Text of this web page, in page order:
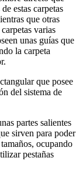
estas carpetas
que otras
varias
unas guías que
la carpeta
que posee
del sistema de
partes salientes
sirven para poder
ocupando
pestañas